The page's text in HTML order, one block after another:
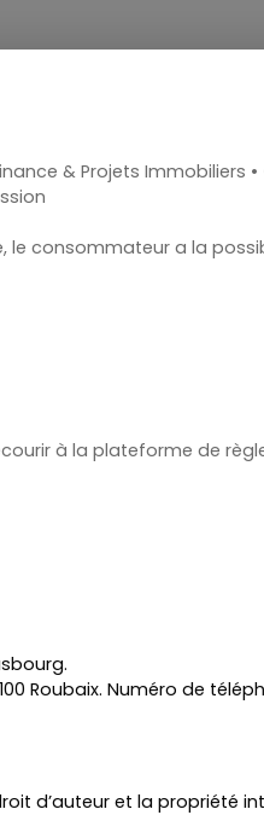
& Projets Immobiliers
le consommateur a la
à la plateforme de
Roubaix. Numéro de
d’auteur et la propriété